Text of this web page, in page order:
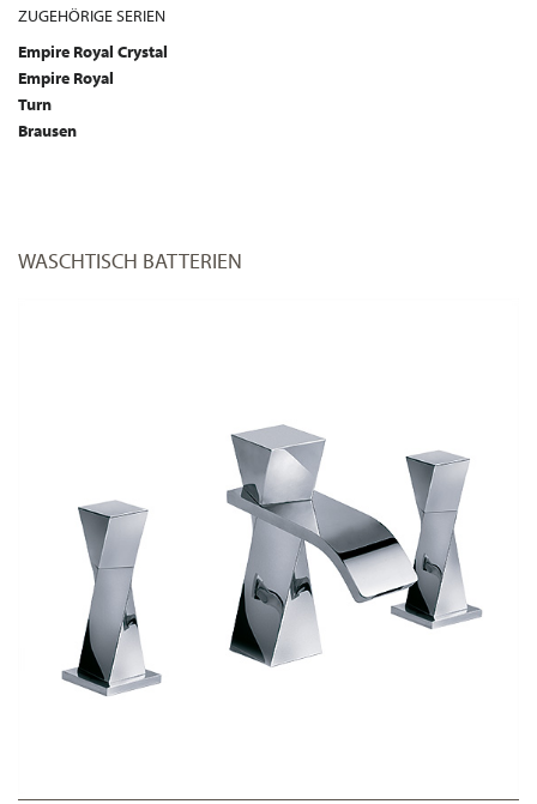
ZUGEHÖRIGE SERIEN
Empire Royal Crystal
Empire Royal
Turn
Brausen
WASCHTISCH BATTERIEN